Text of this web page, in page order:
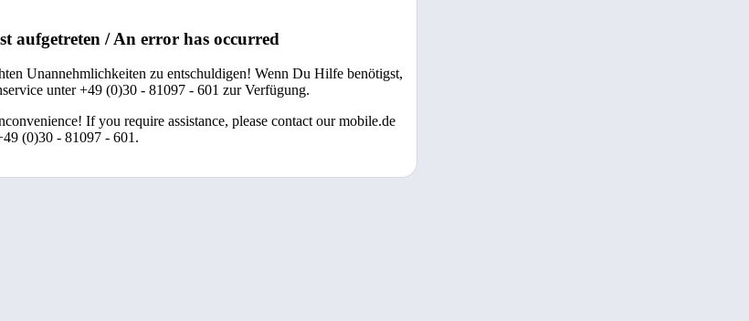
aufgetreten / An error has occurred
Unannehmlichkeiten zu entschuldigen! Wenn Du Hilfe benötigst,
unter +49 (0)30 - 81097 - 601 zur Verfügung.
If you require assistance, please contact our mobile.de
(0)30 - 81097 - 601.